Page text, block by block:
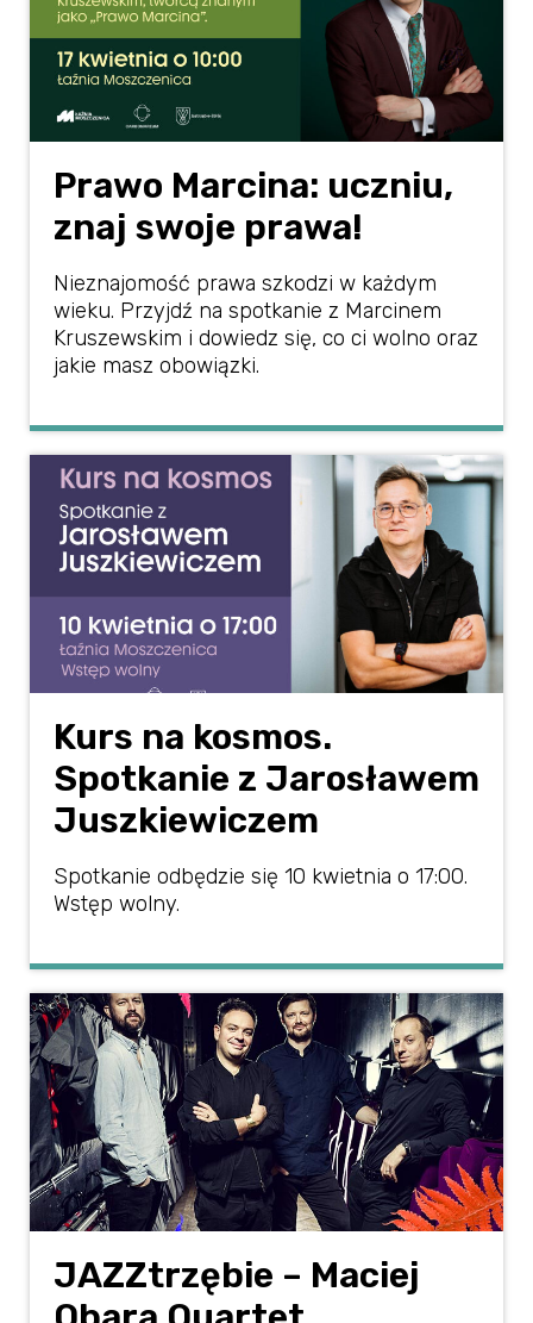
Prawo Marcina: uczniu,
znaj swoje prawa!
Nieznajomość prawa szkodzi w każdym
wieku. Przyjdź na spotkanie z Marcinem
Kruszewskim i dowiedz się, co ci wolno oraz
jakie masz obowiązki.
Kurs na kosmos.
Spotkanie z Jarosławem
Juszkiewiczem
Spotkanie odbędzie się 10 kwietnia o 17:00.
Wstęp wolny.
JAZZtrzębie – Maciej